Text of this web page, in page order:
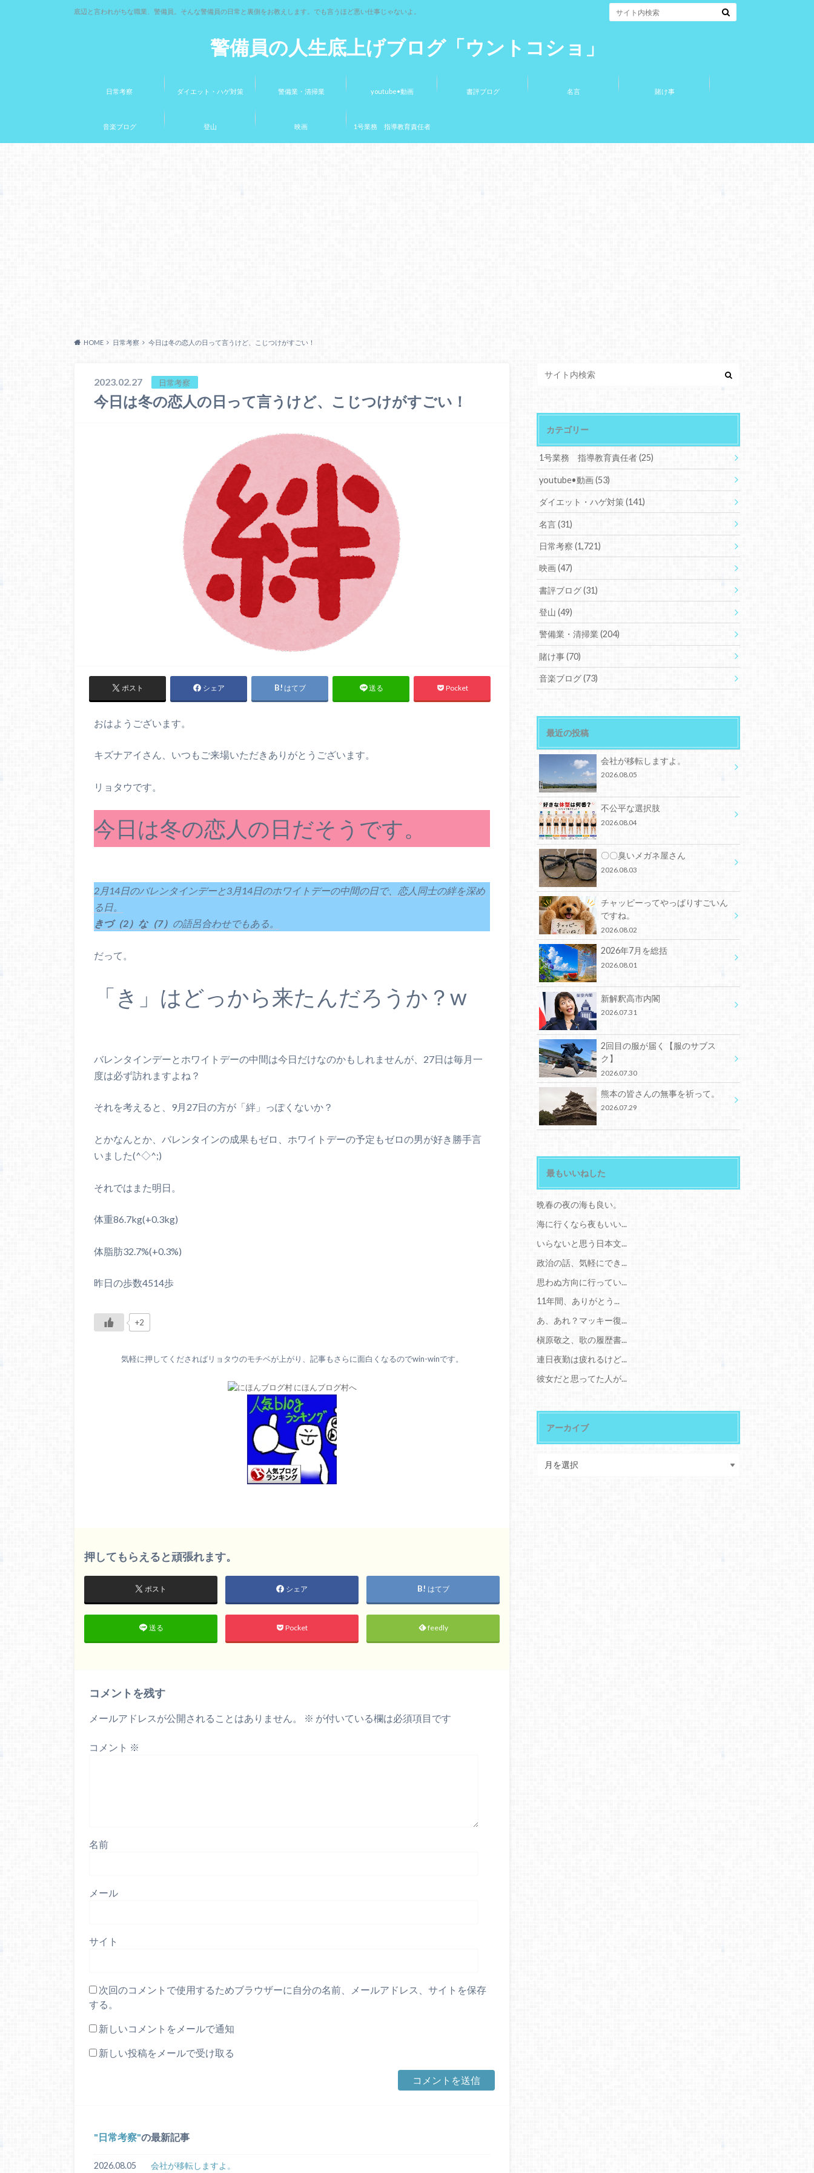
警備員の人生底上げブログ「ウントコショ」
底辺と言われがちな職業、警備員。そんな警備員の日常と裏側をお教えします。でも言うほど悪い仕事じゃないよ。
日常考察 ダイエット・ハゲ対策 警備業・清掃業 youtube•動画 書評ブログ 名言 賭け事
音楽ブログ 登山 映画 1号業務 指導教育責任者
HOME 日常考察 今日は冬の恋人の日って言うけど、こじつけがすごい！
2023.02.27 日常考察
今日は冬の恋人の日って言うけど、こじつけがすごい！
ポスト シェア はてブ 送る Pocket
おはようございます。
キズナアイさん、いつもご来場いただきありがとうございます。
リョタウです。
今日は冬の恋人の日だそうです。
2月14日のバレンタインデーと3月14日のホワイトデーの中間の日で、恋人同士の絆を深め
る日。
きづ（2）な（7） の語呂合わせでもある。
だって。
「き」はどっから来たんだろうか？w
バレンタインデーとホワイトデーの中間は今日だけなのかもしれませんが、27日は毎月一
度は必ず訪れますよね？
それを考えると、9月27日の方が「絆」っぽくないか？
とかなんとか、バレンタインの成果もゼロ、ホワイトデーの予定もゼロの男が好き勝手言
いました(^◇^;)
それではまた明日。
体重86.7kg(+0.3kg)
体脂肪32.7%(+0.3%)
昨日の歩数4514歩
+2
気軽に押してくださればリョタウのモチベが上がり、記事もさらに面白くなるのでwin-winです。
押してもらえると頑張れます。
ポスト シェア はてブ
送る Pocket feedly
コメントを残す
メールアドレスが公開されることはありません。 ※ が付いている欄は必須項目です
コメント ※
名前
メール
サイト
次回のコメントで使用するためブラウザーに自分の名前、メールアドレス、サイトを保存
する。
新しいコメントをメールで通知
新しい投稿をメールで受け取る
日常考察 の最新記事
2026.08.05 会社が移転しますよ。
カテゴリー
1号業務 指導教育責任者(25)
youtube•動画(53)
ダイエット・ハゲ対策(141)
名言(31)
日常考察(1,721)
映画(47)
書評ブログ(31)
登山(49)
警備業・清掃業(204)
賭け事(70)
音楽ブログ(73)
最近の投稿
会社が移転しますよ。
2026.08.05
不公平な選択肢
2026.08.04
〇〇臭いメガネ屋さん
2026.08.03
チャッピーってやっぱりすごいん
ですね。
2026.08.02
2026年7月を総括
2026.08.01
新解釈高市内閣
2026.07.31
2回目の服が届く【服のサブス
ク】
2026.07.30
熊本の皆さんの無事を祈って。
2026.07.29
最もいいねした
晩春の夜の海も良い。
海に行くなら夜もいい...
いらないと思う日本文...
政治の話、気軽にでき...
思わぬ方向に行ってい...
11年間、ありがとう...
あ、あれ？マッキー復...
槇原敬之、歌の履歴書...
連日夜勤は疲れるけど...
彼女だと思ってた人が...
アーカイブ